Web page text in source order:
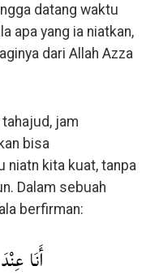
datang waktu
apa yang ia niatkan,
dari Allah Azza
jam
bisa
niatn kita kuat, tanpa
Dalam sebuah
berfirman:
أَنَا